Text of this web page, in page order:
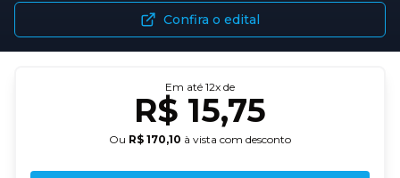
Confira o edital
Em até 12x de
R$ 15,75
Ou R$ 170,10 à vista com desconto